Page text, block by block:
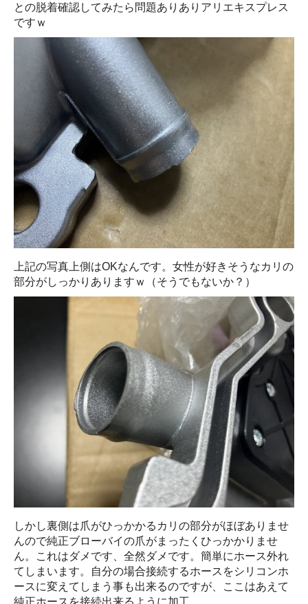
との脱着確認してみたら問題ありありアリエキスプレス
ですｗ
上記の写真上側はOKなんです。女性が好きそうなカリの
部分がしっかりありますｗ（そうでもないか？）
しかし裏側は爪がひっかかるカリの部分がほぼありませ
んので純正ブローバイの爪がまったくひっかかりませ
ん。これはダメです、全然ダメです。簡単にホース外れ
てしまいます。自分の場合接続するホースをシリコンホ
ースに変えてしまう事も出来るのですが、ここはあえて
純正ホースを接続出来るように加工。